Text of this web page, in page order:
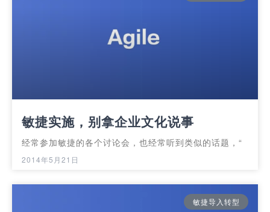
敏捷实施，别拿企业文化说事
经常参加敏捷的各个讨论会，也经常听到类似的话题，“
2014年5月21日
敏捷导入转型